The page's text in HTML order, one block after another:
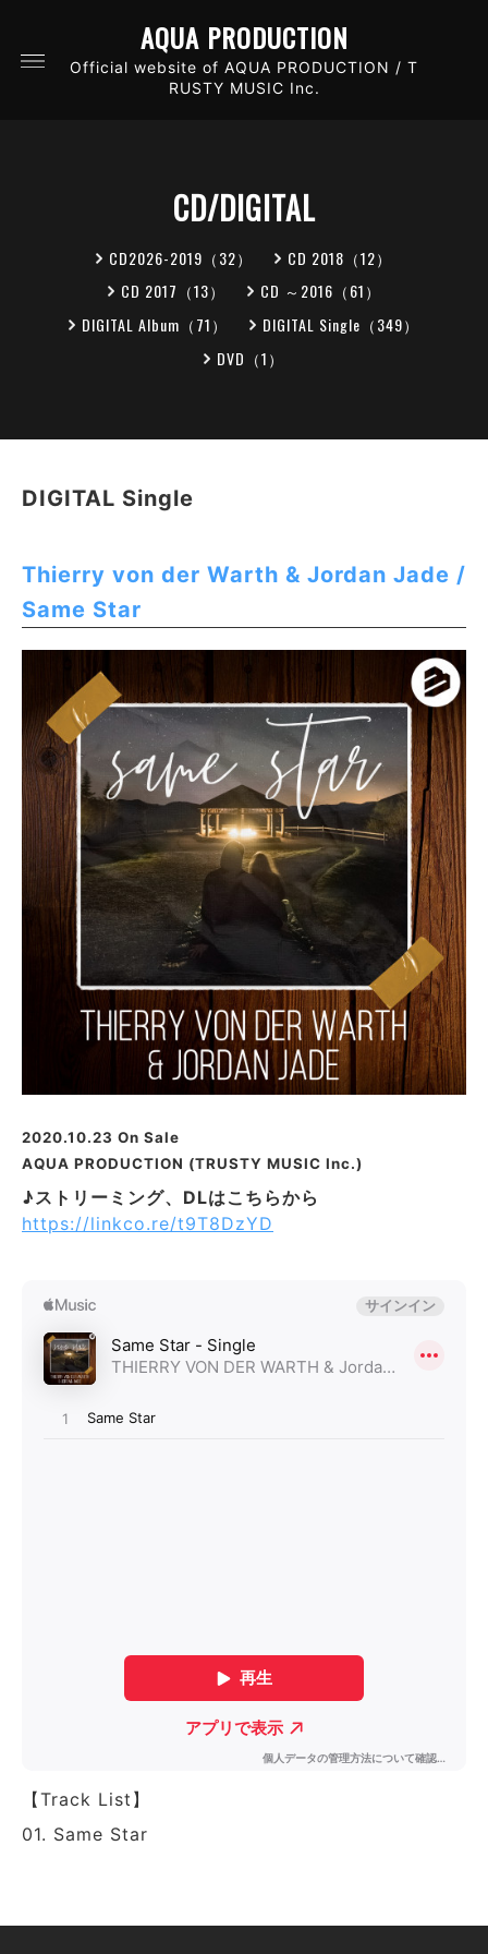
AQUA PRODUCTION
Official website of AQUA PRODUCTION / T
RUSTY MUSIC Inc.
CD/DIGITAL
CD2026-2019（32）
CD 2018（12）
CD 2017（13）
CD ～2016（61）
DIGITAL Album（71）
DIGITAL Single（349）
DVD（1）
DIGITAL Single
Thierry von der Warth & Jordan Jade /
Same Star
2020.10.23 On Sale
AQUA PRODUCTION (TRUSTY MUSIC Inc.)
♪ストリーミング、DLはこちらから
https://linkco.re/t9T8DzYD
【Track List】
01. Same Star